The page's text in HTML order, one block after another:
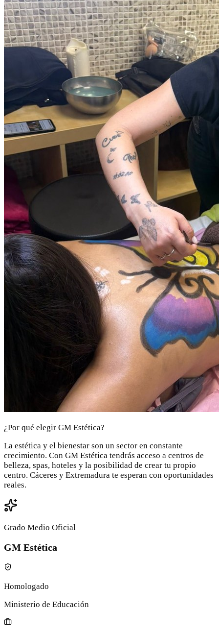
¿Por qué elegir GM Estética?
La estética y el bienestar son un sector en constante
crecimiento. Con GM Estética tendrás acceso a centros de
belleza, spas, hoteles y la posibilidad de crear tu propio
centro. Cáceres y Extremadura te esperan con oportunidades
reales.
Grado Medio Oficial
GM Estética
Homologado
Ministerio de Educación